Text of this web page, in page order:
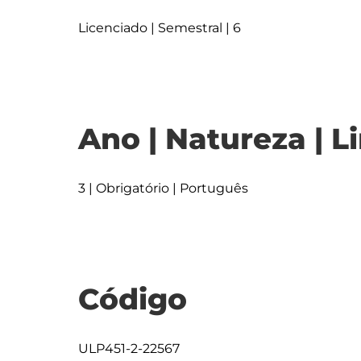
Licenciado | Semestral | 6
Ano | Natureza |
3 | Obrigatório | Português
Código
ULP451-2-22567